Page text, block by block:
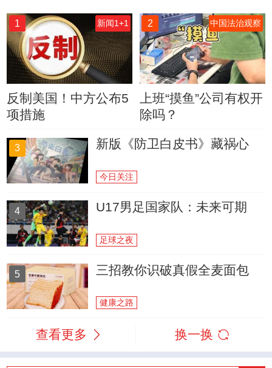
1 新闻1+1
反制美国！中方公布5
项措施
2 中国法治观察
上班“摸鱼”公司有权开
除吗？
3 新版《防卫白皮书》藏祸心
今日关注
4 U17男足国家队：未来可期
足球之夜
5 三招教你识破真假全麦面包
健康之路
查看更多 换一换